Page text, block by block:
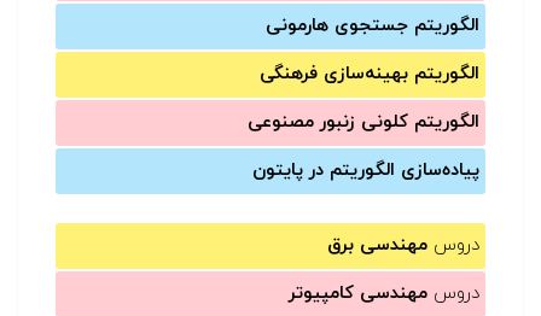
الگوریتم جستجوی هارمونی
الگوریتم بهینه‌سازی فرهنگی
الگوریتم کلونی زنبور مصنوعی
پیاده‌سازی الگوریتم در پایتون
دروس مهندسی برق
دروس مهندسی کامپیوتر